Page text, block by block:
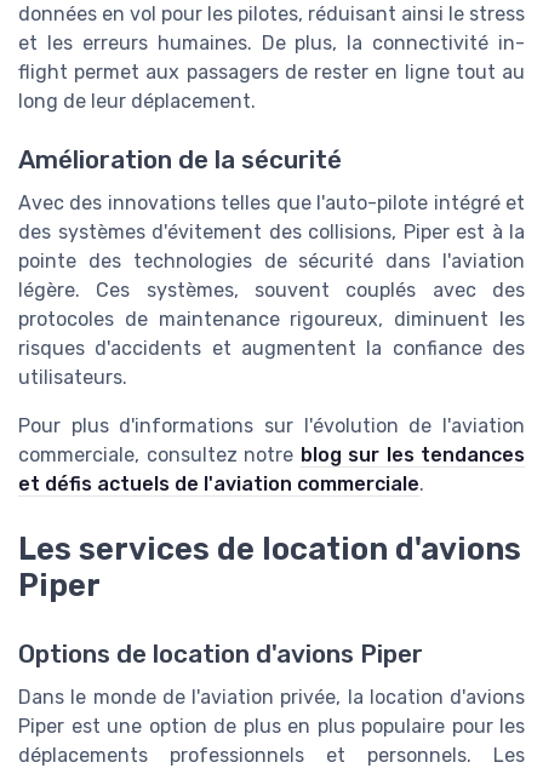
données en vol pour les pilotes, réduisant ainsi le stress
et les erreurs humaines. De plus, la connectivité in-
flight permet aux passagers de rester en ligne tout au
long de leur déplacement.
Amélioration de la sécurité
Avec des innovations telles que l'auto-pilote intégré et
des systèmes d'évitement des collisions, Piper est à la
pointe des technologies de sécurité dans l'aviation
légère. Ces systèmes, souvent couplés avec des
protocoles de maintenance rigoureux, diminuent les
risques d'accidents et augmentent la confiance des
utilisateurs.
Pour plus d'informations sur l'évolution de l'aviation
commerciale, consultez notre blog sur les tendances
et défis actuels de l'aviation commerciale.
Les services de location d'avions
Piper
Options de location d'avions Piper
Dans le monde de l'aviation privée, la location d'avions
Piper est une option de plus en plus populaire pour les
déplacements professionnels et personnels. Les